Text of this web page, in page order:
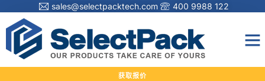
sales@selectpacktech.com 400 9988 122
获取报价